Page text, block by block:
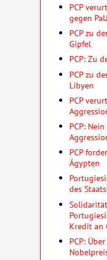
PCP
gegen
PCP zu
Gipfel
PCP: Zu
PCP zu
Libyen
PCP
PCP:
PCP
Ägypten
des
Kredit an
PCP: